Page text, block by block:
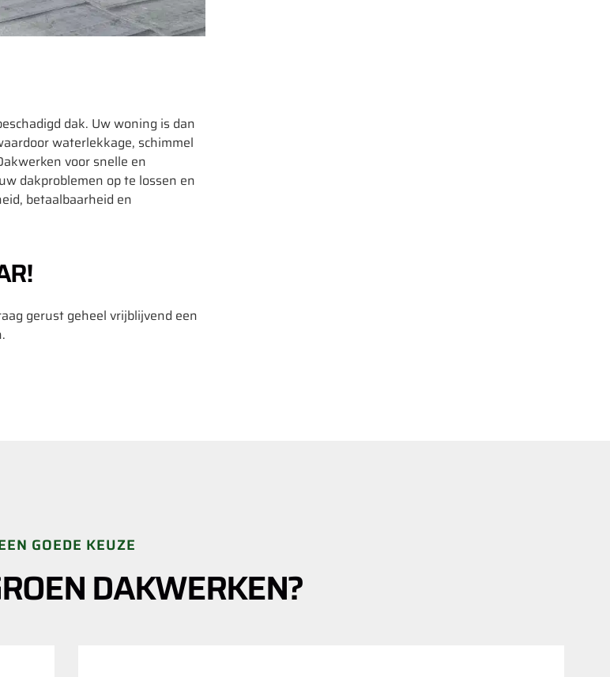
dak. Uw woning is dan
waterlekkage, schimmel
voor snelle en
dakproblemen op te lossen en
betaalbaarheid en
gerust geheel vrijblijvend een
GOEDE KEUZE
DAKWERKEN?